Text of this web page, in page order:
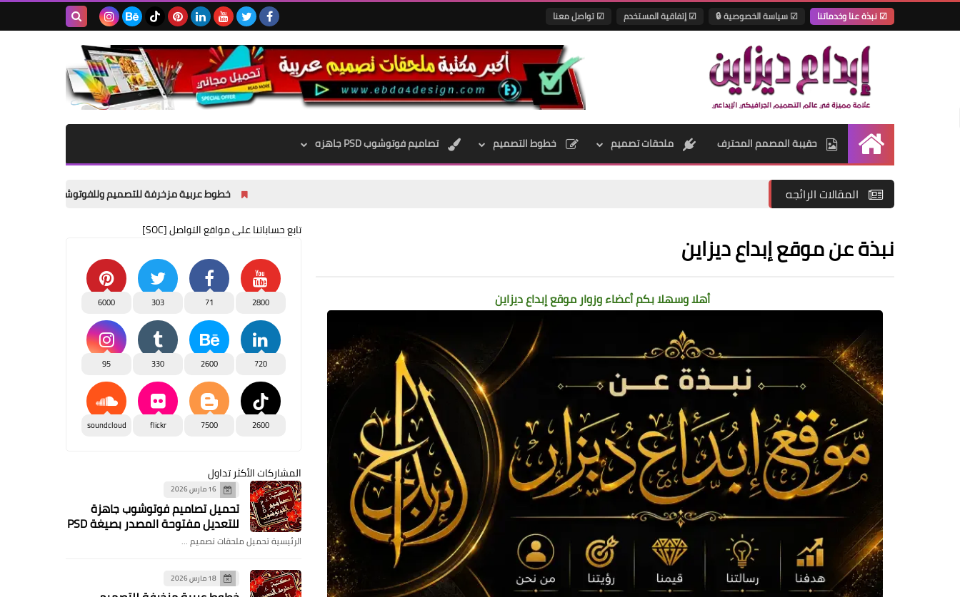
☑ نبذة عنا وخدماتنا ☑ سياسة الخصوصية 🔒 ☑ إتفاقية المستخدم ☑ تواصل معنا
بحث هذه
المدونة
الإلكترونية
الرئيسيةحقيبة المصمم المحترف ملحقات تصميم خطوط التصميم تصاميم فوتوشوب PSD جاهزه
المقالات الرائجه خطوط عربية مزخرفة للتصميم وللفوتوشوب وللورد ☑ تحميل مجاني
نبذة عن موقع إبداع ديزاين
أهلا وسهلا بكم أعضاء وزوار موقعإبداع ديزاين
تابع حساباتنا على مواقع التواصل [SOC]
2800
71
303
6000
720
2600
330
95
2600
7500
flickr
soundcloud
المشاركات الأكثر تداول
16 مارس 2026
تحميل تصاميم فوتوشوب جاهزة
للتعديل مفتوحة المصدر بصيغة PSD
الرئيسية تحميل ملحقات تصميم …
18 مارس 2026